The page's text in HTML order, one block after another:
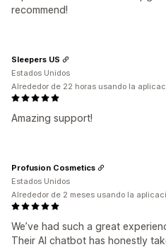
recommend!
Amazing support!
Sleepers US
Estados Unidos
Alrededor de 22 horas usando la
We’ve had such a great
Their AI chatbot has honestly
Profusion Cosmetics
Estados Unidos
Alrededor de 2 meses usando la